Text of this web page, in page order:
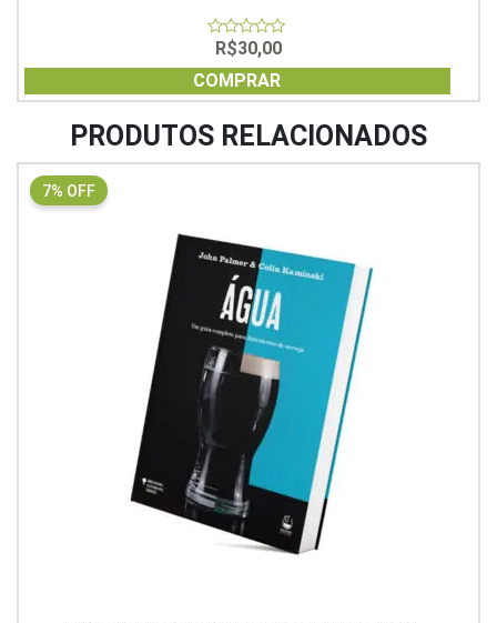
of
5
R$30,00
COMPRAR
PRODUTOS RELACIONADOS
7% OFF